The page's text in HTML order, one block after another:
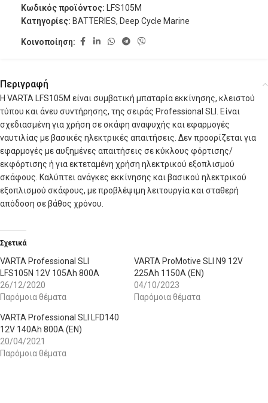
Κωδικός προϊόντος:
LFS105M
Κατηγορίες: BATTERIES, Deep Cycle Marine
Κοινοποίηση:
Περιγραφή
Η VARTA LFS105M είναι συμβατική μπαταρία εκκίνησης, κλειστού
τύπου και άνευ συντήρησης, της σειράς Professional SLI. Είναι
σχεδιασμένη για χρήση σε σκάφη αναψυχής και εφαρμογές
ναυτιλίας με βασικές ηλεκτρικές απαιτήσεις. Δεν προορίζεται για
εφαρμογές με αυξημένες απαιτήσεις σε κύκλους φόρτισης/
εκφόρτισης ή για εκτεταμένη χρήση ηλεκτρικού εξοπλισμού
σκάφους. Καλύπτει ανάγκες εκκίνησης και βασικού ηλεκτρικού
εξοπλισμού σκάφους, με προβλέψιμη λειτουργία και σταθερή
απόδοση σε βάθος χρόνου.
Σχετικά
VARTA Professional SLI
LFS105N 12V 105Ah 800A
26/12/2020
Παρόμοια θέματα
VARTA ProMotive SLI N9 12V
225Ah 1150A (EN)
04/10/2023
Παρόμοια θέματα
VARTA Professional SLI LFD140
12V 140Ah 800A (EN)
20/04/2021
Παρόμοια θέματα